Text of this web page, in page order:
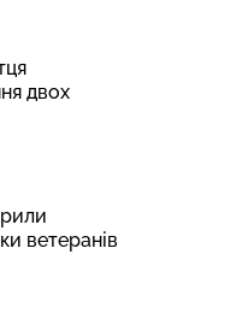
двох
ветеранів